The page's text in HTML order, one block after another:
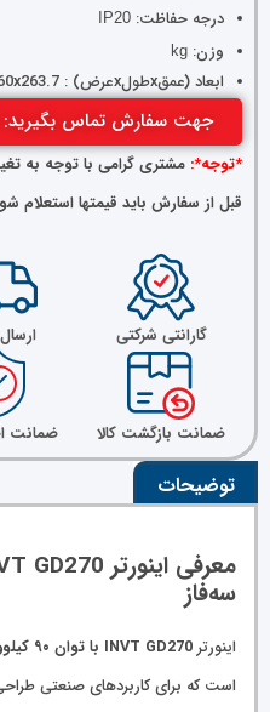
درجه حفاظت: IP20
وزن:
ابعاد (عمقxطولxعرض) : 282x560x263.7
جهت سفارش تماس بگیرید: 02149625000
*توجه*: مشتری گرامی با توجه به
قبل از سفارش باید قیمتها استعلام
گارانتی شرکتی
ضمانت بازگشت کالا ضمانت
توضیحات
سه‌فاز
اینورترINVT GD270 با توان ۹۰ کیلووات
است که برای کاربردهای صنعتی